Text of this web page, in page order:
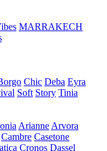
MARRAKECH
Chic Deba Eyra
Soft Story Tinia
Arianne Arvora
Cambre Casetone
Cronos Dassel